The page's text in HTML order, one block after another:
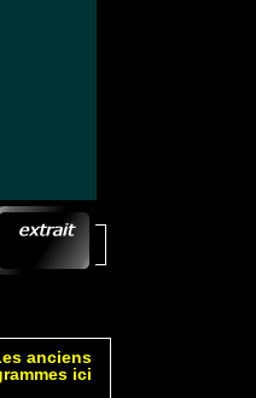
anciens
ici